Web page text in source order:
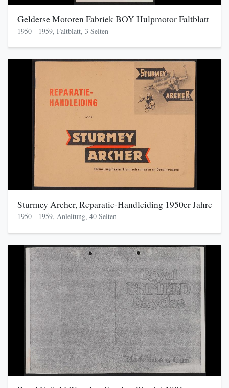
Gelderse Motoren Fabriek BOY Hulpmotor Faltblatt
1950 - 1959, Faltblatt, 3 Seiten
Sturmey Archer, Reparatie-Handleiding 1950er Jahre
1950 - 1959, Anleitung, 40 Seiten